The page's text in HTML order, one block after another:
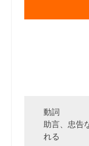
動詞
助言、忠告
れる